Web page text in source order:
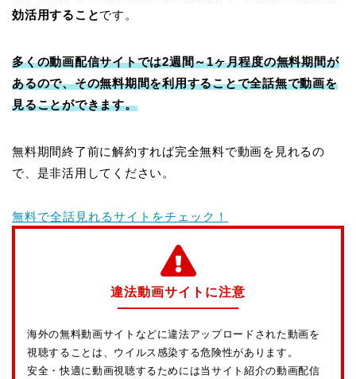
効活用することです。
多くの動画配信サイトでは2週間～1ヶ月程度の無料期間が
あるので、その無料期間を利用することで全話無で動画を
見ることができます。
無料期間終了前に解約すれば完全無料で動画を見れるの
で、是非活用してください。
無料で全話見れるサイトをチェック！
違法動画サイトに注意
海外の無料動画サイトなどに違法アップロードされた動画を
視聴することは、ウイルス感染する危険性があります。
安全・快適に動画視聴するためには当サイト紹介の動画配信